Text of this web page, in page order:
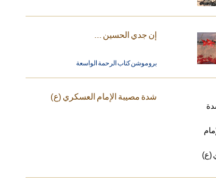
إن جدي الحسين ...
بروموشن كتاب الرحمة الواسعة
شدة مصيبة الإمام العسكري (ع)